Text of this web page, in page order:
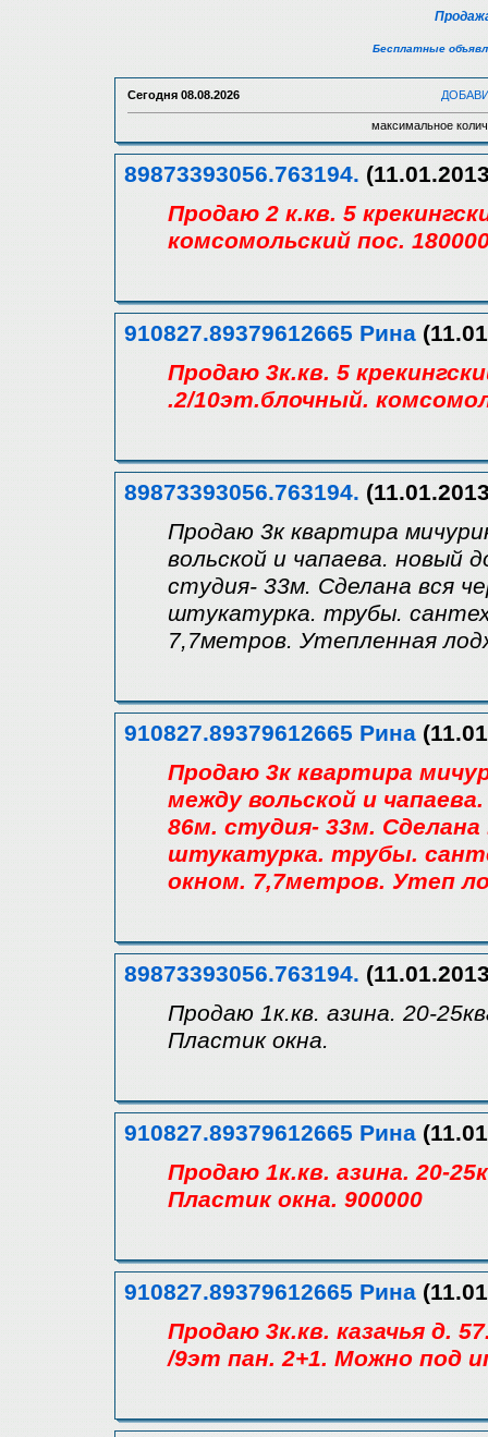
Бесплатные
Сегодня 08.08.2026
максимальное
89873393056.763194.
Продаю 2 к.кв. 5
комсомольский пос.
910827.89379612665 Рина
Продаю 3к.кв. 5
.2/10эт.блочный.
89873393056.763194.
Продаю 3к квартира
вольской и чапаева. новый
студия- 33м. Сделана вся
штукатурка. трубы.
7,7метров. Утепленная
910827.89379612665 Рина
Продаю 3к квартира
между вольской и
86м. студия- 33м.
штукатурка. трубы.
окном. 7,7метров. Утеп
89873393056.763194.
Продаю 1к.кв. азина. 20-
Пластик окна.
910827.89379612665 Рина
Продаю 1к.кв. азина. 20-
Пластик окна. 900000
910827.89379612665 Рина
Продаю 3к.кв. казачья д.
/9эт пан. 2+1. Можно под